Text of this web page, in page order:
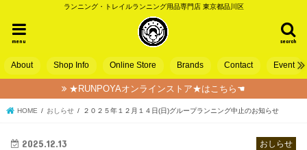
ランニング・トレイルランニング用品専門店 東京都品川区
search
menu
About Shop Info Online Store Brands Contact Event
★RUNPOYAオンラインストア★はこちら☚
HOME おしらせ ２０２５年１２月１４日(日)グループランニング中止のお知らせ
おしらせ
2025.12.13